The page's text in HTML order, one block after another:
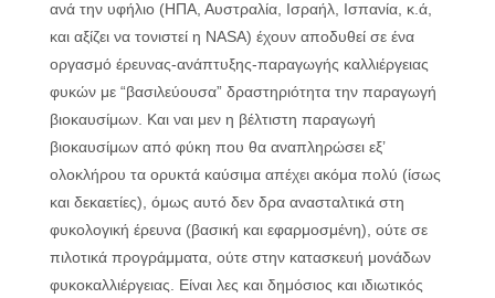
ανά την υφήλιο (ΗΠΑ, Αυστραλία, Ισραήλ, Ισπανία, κ.ά,
και αξίζει να τονιστεί η NASA) έχουν αποδυθεί σε ένα
οργασμό έρευνας-ανάπτυξης-παραγωγής καλλιέργειας
φυκών με “βασιλεύουσα” δραστηριότητα την παραγωγή
βιοκαυσίμων. Και ναι μεν η βέλτιστη παραγωγή
βιοκαυσίμων από φύκη που θα αναπληρώσει εξ’
ολοκλήρου τα ορυκτά καύσιμα απέχει ακόμα πολύ (ίσως
και δεκαετίες), όμως αυτό δεν δρα ανασταλτικά στη
φυκολογική έρευνα (βασική και εφαρμοσμένη), ούτε σε
πιλοτικά προγράμματα, ούτε στην κατασκευή μονάδων
φυκοκαλλιέργειας. Είναι λες και δημόσιος και ιδιωτικός